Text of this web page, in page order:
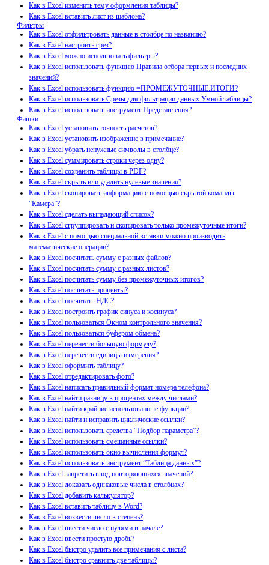
Как в Excel изменить тему оформления таблицы?
Как в Excel вставить лист из шаблона?
Фильтры
Как в Excel отфильтровать данные в столбце по названию?
Как в Excel настроить срез?
Как в Excel можно использовать фильтры?
Как в Excel использовать функцию Правила отбора первых и последних
значений?
Как в Excel использовать функцию =ПРОМЕЖУТОЧНЫЕ.ИТОГИ?
Как в Excel использовать Срезы для фильтрации данных Умной таблицы?
Как в Excel использовать инструмент Представления?
Фишки
Как в Excel установить точность расчетов?
Как в Excel установить изображение в примечание?
Как в Excel убрать ненужные символы в столбце?
Как в Excel суммировать строки через одну?
Как в Excel сохранить таблицы в PDF?
Как в Excel скрыть или удалить нулевые значения?
Как в Excel скопировать информацию с помощью скрытой команды
“Камера”?
Как в Excel сделать выпадающий список?
Как в Excel сгруппировать и скопировать только промежуточные итоги?
Как в Excel с помощью специальной вставки можно производить
математические операции?
Как в Excel посчитать сумму с разных файлов?
Как в Excel посчитать сумму с разных листов?
Как в Excel посчитать сумму без промежуточных итогов?
Как в Excel посчитать проценты?
Как в Excel посчитать НДС?
Как в Excel построить график синуса и косинуса?
Как в Excel пользоваться Окном контрольного значения?
Как в Excel пользоваться буфером обмена?
Как в Excel перенести большую формулу?
Как в Excel перевести единицы измерения?
Как в Excel оформить таблицу?
Как в Excel отредактировать фото?
Как в Excel написать правильный формат номера телефона?
Как в Excel найти разницу в процентах между числами?
Как в Excel найти крайние использованные функции?
Как в Excel найти и исправить циклические ссылки?
Как в Excel использовать средства “Подбор параметра”?
Как в Excel использовать смешанные ссылки?
Как в Excel использовать окно вычисления формул?
Как в Excel использовать инструмент “Таблица данных”?
Как в Excel запретить ввод повторяющихся значений?
Как в Excel доказать одинаковые числа в столбцах?
Как в Excel добавить калькулятор?
Как в Excel вставить таблицу в Word?
Как в Excel возвести число в степень?
Как в Excel ввести число с нулями в начале?
Как в Excel ввести простую дробь?
Как в Excel быстро удалить все примечания с листа?
Как в Excel быстро сравнить две таблицы?